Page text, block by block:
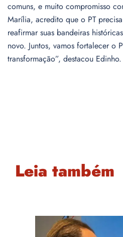
comuns, e muito compromisso
Marília, acredito que o PT
reafirmar suas bandeiras
novo. Juntos, vamos fortalecer o
transformação”, destacou Edinho.
Leia também